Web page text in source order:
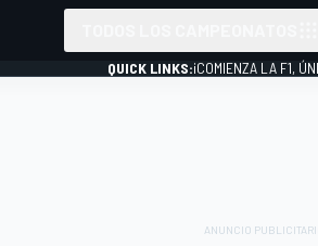
QUICK LINKS:¡COMIENZA LA F1,